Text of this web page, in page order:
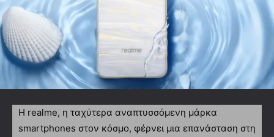
Η realme, η ταχύτερα αναπτυσσόμενη μάρκα
smartphones στον κόσμο, φέρνει μια επανάσταση στη